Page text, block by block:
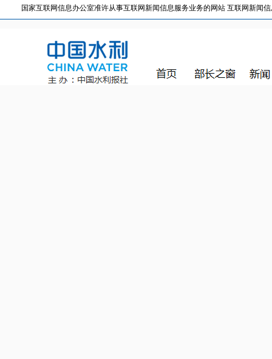
国家互联网信息办公室准许从事互联网新闻信息服务业务的网站 互联网新闻信